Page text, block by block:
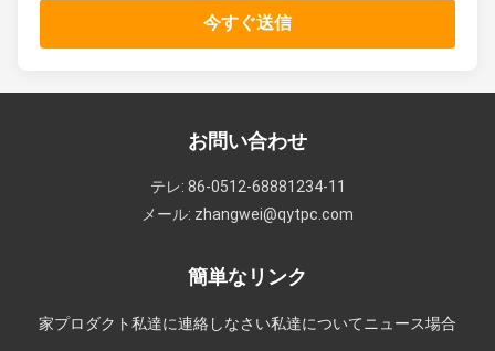
今すぐ送信
お問い合わせ
テレ: 86-0512-68881234-11
メール: zhangwei@qytpc.com
簡単なリンク
家プロダクト私達に連絡しなさい私達について ニュース場合